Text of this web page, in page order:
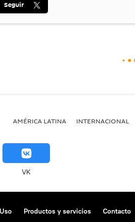
Seguir
AMÉRICA LATINA INTERNACIONAL
VK
Productos y servicios Contacto